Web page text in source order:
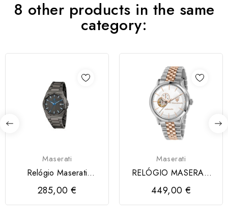
8 other products in the same
category:
Maserati
Relógio Maserati
Velocità Slim Dark...
285,00 €
Maserati
RELÓGIO MASERATI
EPOCA AUTO
W/SILVER DIAL
449,00 €